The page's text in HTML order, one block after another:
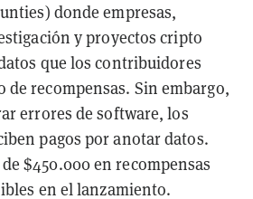
donde empresas,
y proyectos cripto
que los contribuidores
de recompensas. Sin embargo,
errores de software, los
pagos por anotar datos.
$450.000 en recompensas
en el lanzamiento.